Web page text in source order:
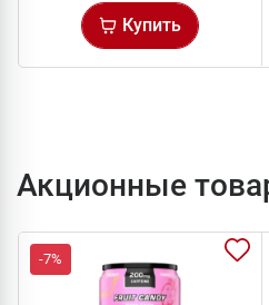
Купить
Акционные
-7%